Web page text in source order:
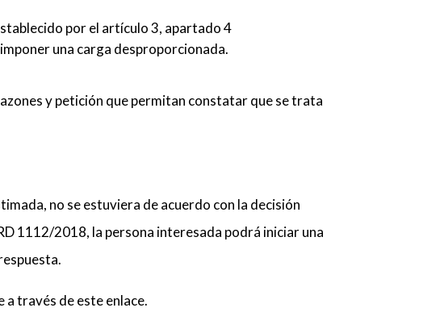
por el artículo 3, apartado 4
una carga desproporcionada.
y petición que permitan constatar que se trata
no se estuviera de acuerdo con la decisión
1112/2018, la persona interesada podrá iniciar una
a través deeste enlace.